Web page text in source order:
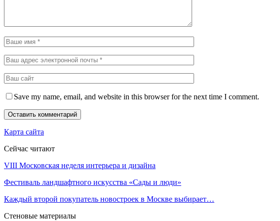
Save my name, email, and website in this browser for the next time I comment.
Карта сайта
Сейчас читают
VIII Московская неделя интерьера и дизайна
Фестиваль ландшафтного искусства «Сады и люди»
Каждый второй покупатель новостроек в Москве выбирает…
Стеновые материалы